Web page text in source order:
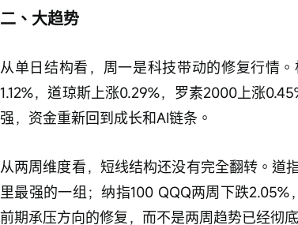
二、大趋势
从单日结构看，周一是科技带动的修复行情
1.12%，道琼斯上涨0.29%，罗素2000上涨
强，资金重新回到成长和AI链条。
从两周维度看，短线结构还没有完全翻转。道
里最强的一组；纳指100 QQQ两周下跌
前期承压方向的修复，而不是两周趋势已经彻